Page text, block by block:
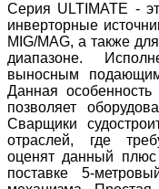
Серия ULTIMATE -
инверторные
MIG/MAG, а также
диапазоне.
выносным
Данная
позволяет
Сварщики
отраслей, где
оценят данный
поставке 5-